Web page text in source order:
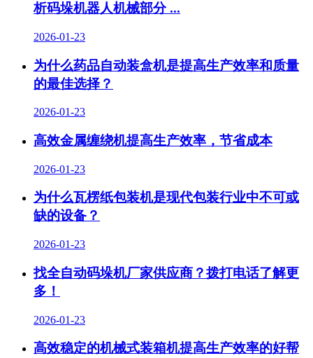
析码垛机器人机械部分 ...
2026-01-23
为什么药品自动装盒机是提高生产效率和质量
的最佳选择？
2026-01-23
高效金属缠绕机提高生产效率，节省成本
2026-01-23
为什么瓦楞纸包装机是现代包装行业中不可或
缺的设备？
2026-01-23
找全自动码垛机厂家供应商？拨打电话了解更
多！
2026-01-23
高效稳定的机械式装箱机提高生产效率的好帮